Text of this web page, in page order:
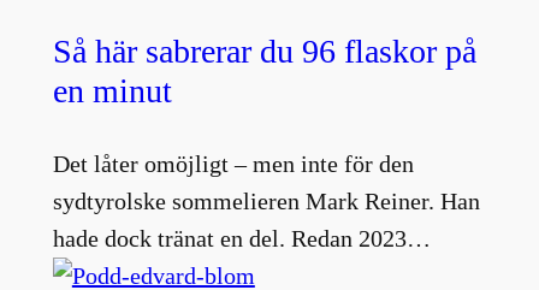
Så här sabrerar du 96 flaskor på
en minut
Det låter omöjligt – men inte för den
sydtyrolske sommelieren Mark Reiner. Han
hade dock tränat en del. Redan 2023…